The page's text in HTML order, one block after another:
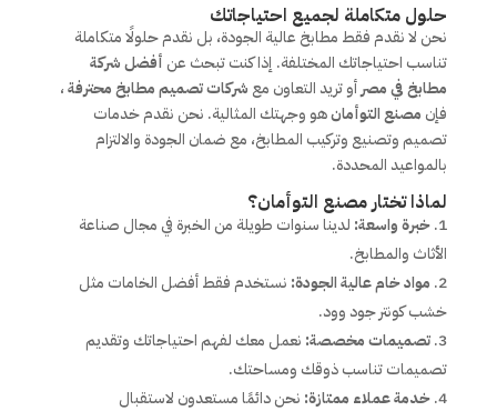
حلول متكاملة لجميع احتياجاتك
نحن لا نقدم فقط مطابخ عالية الجودة، بل نقدم حلولًا متكاملة
تناسب احتياجاتك المختلفة. إذا كنت تبحث عن أفضل شركة
مطابخ في مصرأو تريد التعاون مع شركات تصميم مطابخ محترفة،
فإن مصنع التوأمانهو وجهتك المثالية. نحن نقدم خدمات
تصميم وتصنيع وتركيب المطابخ، مع ضمان الجودة والالتزام
بالمواعيد المحددة.
لماذا تختار مصنع التوأمان؟
خبرة واسعة: لدينا سنوات طويلة من الخبرة في مجال صناعة
الأثاث والمطابخ.
مواد خام عالية الجودة: نستخدم فقط أفضل الخامات مثل
خشب كونتر جود وود.
تصميمات مخصصة: نعمل معك لفهم احتياجاتك وتقديم
تصميمات تناسب ذوقك ومساحتك.
خدمة عملاء ممتازة: نحن دائمًا مستعدون لاستقبال